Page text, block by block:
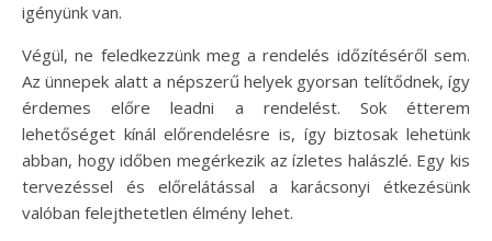
igényünk van.
Végül, ne feledkezzünk meg a rendelés időzítéséről sem.
Az ünnepek alatt a népszerű helyek gyorsan telítődnek, így
érdemes előre leadni a rendelést. Sok étterem
lehetőséget kínál előrendelésre is, így biztosak lehetünk
abban, hogy időben megérkezik az ízletes halászlé. Egy kis
tervezéssel és előrelátással a karácsonyi étkezésünk
valóban felejthetetlen élmény lehet.